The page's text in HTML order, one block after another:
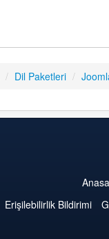
/ Dil Paketleri /
Erişilebilirlik Bildirimi